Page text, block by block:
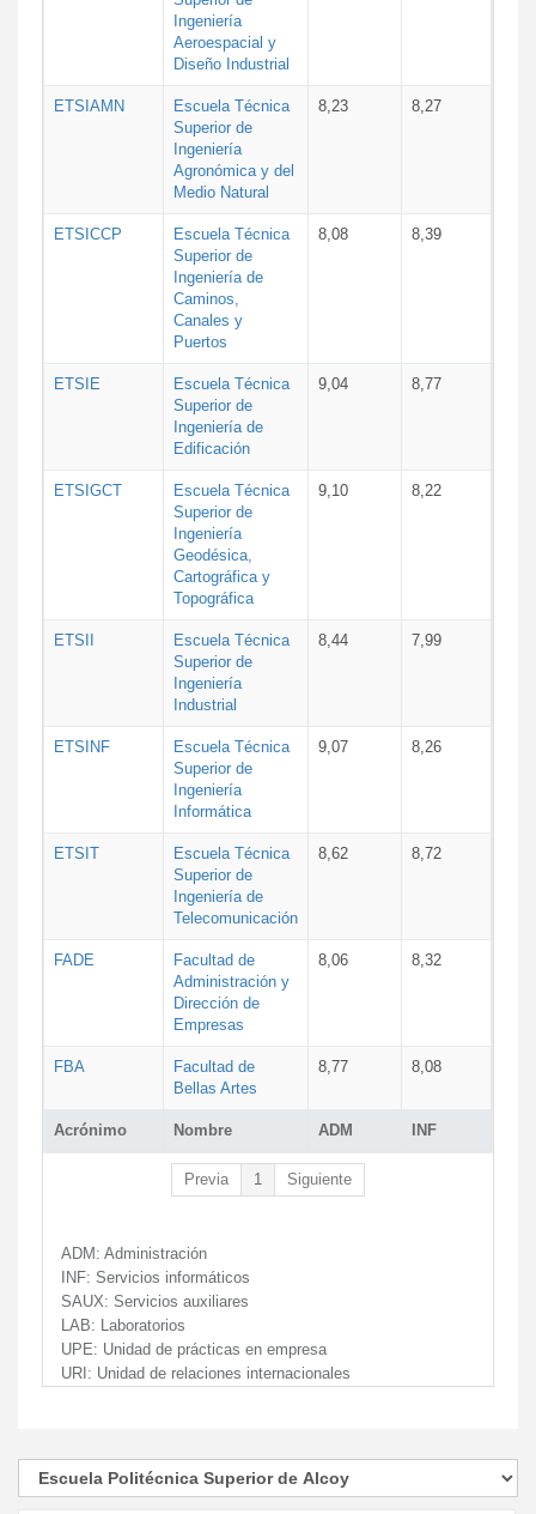
Acrónimo Nombre ADM INF
Ingeniería
Aeroespacial y
Diseño Industrial
ETSIAMN
Escuela Técnica
Superior de
Ingeniería
Agronómica y del
Medio Natural
8,23 8,27
ETSICCP
Escuela Técnica
Superior de
Ingeniería de
Caminos,
Canales y
Puertos
8,08 8,39
ETSIE
Escuela Técnica
Superior de
Ingeniería de
Edificación
9,04 8,77
ETSIGCT
Escuela Técnica
Superior de
Ingeniería
Geodésica,
Cartográfica y
Topográfica
9,10 8,22
ETSII
Escuela Técnica
Superior de
Ingeniería
Industrial
8,44 7,99
ETSINF
Escuela Técnica
Superior de
Ingeniería
Informática
9,07 8,26
ETSIT
Escuela Técnica
Superior de
Ingeniería de
Telecomunicación
8,62 8,72
FADE
Facultad de
Administración y
Dirección de
Empresas
8,06 8,32
FBA
Facultad de
Bellas Artes
8,77 8,08
Previa 1 Siguiente
ADM: Administración
INF: Servicios informáticos
SAUX: Servicios auxiliares
LAB: Laboratorios
UPE: Unidad de prácticas en empresa
URI: Unidad de relaciones internacionales